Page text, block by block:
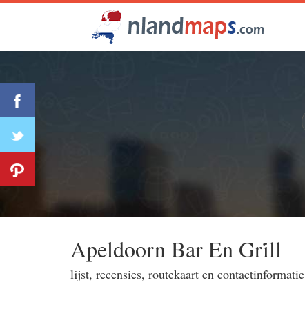
Apeldoorn Bar En Gri̇ll
lijst, recensies, routekaart en contactinformatie